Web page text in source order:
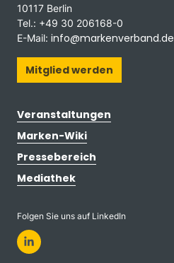
10117 Berlin
Tel.: +49 30 206168-0
E-Mail: info@markenverband.de
Mitglied werden
Veranstaltungen
Marken-Wiki
Pressebereich
Mediathek
Folgen Sie uns auf LinkedIn